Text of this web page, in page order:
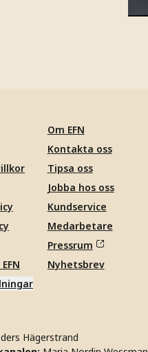
Om EFN
Kontakta oss
Tipsa oss
Jobba hos oss
Kundservice
Medarbetare
Pressrum
Nyhetsbrev
Hägerstrand